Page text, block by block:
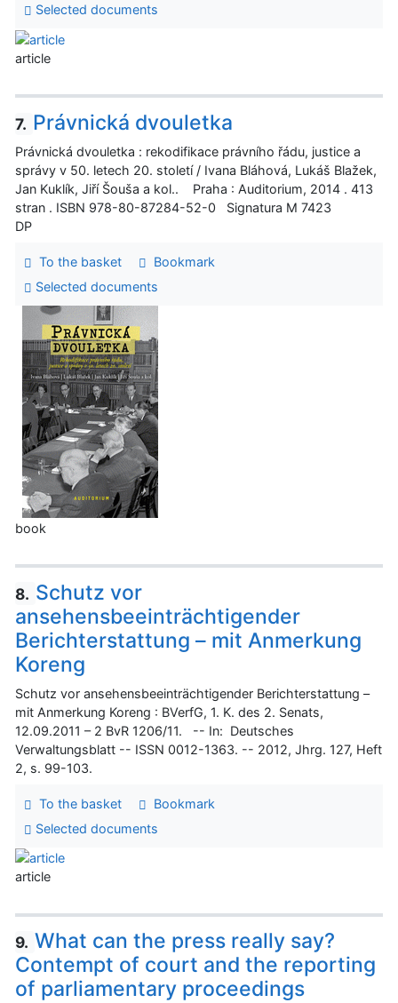
Selected documents
article
7. Právnická dvouletka
Právnická dvouletka : rekodifikace právního řádu, justice a
správy v 50. letech 20. století / Ivana Bláhová, Lukáš Blažek,
Jan Kuklík, Jiří Šouša a kol.. Praha : Auditorium, 2014 . 413
stran . ISBN 978-80-87284-52-0 Signatura M 7423
DP
To the basket
Bookmark
Selected documents
book
8. Schutz vor
ansehensbeeinträchtigender
Berichterstattung – mit Anmerkung
Koreng
Schutz vor ansehensbeeinträchtigender Berichterstattung –
mit Anmerkung Koreng : BVerfG, 1. K. des 2. Senats,
12.09.2011 – 2 BvR 1206/11. -- In: Deutsches
Verwaltungsblatt -- ISSN 0012-1363. -- 2012, Jhrg. 127, Heft
2, s. 99-103.
To the basket
Bookmark
Selected documents
article
9. What can the press really say?
Contempt of court and the reporting
of parliamentary proceedings